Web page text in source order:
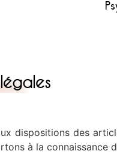
dispositions des
à la connaissance